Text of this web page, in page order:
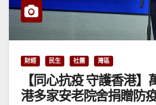
財經 民生 社團 灣區
【同心抗疫 守護香港
港多家安老院舍捐贈防